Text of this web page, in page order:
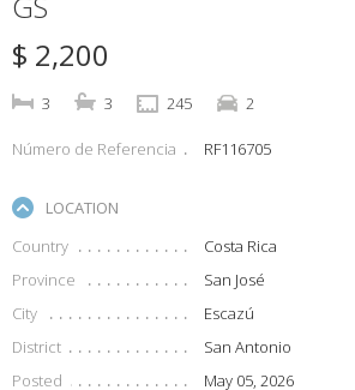
$ 2,200
3 3 245 2
Número de Referencia RF116705
LOCATION
Country
Costa Rica
Province
San José
City
Escazú
District
San Antonio
Posted
May 05, 2026